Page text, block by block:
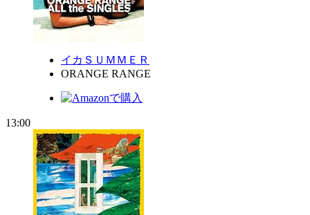
イカＳＵＭＭＥＲ
ORANGE RANGE
13:00